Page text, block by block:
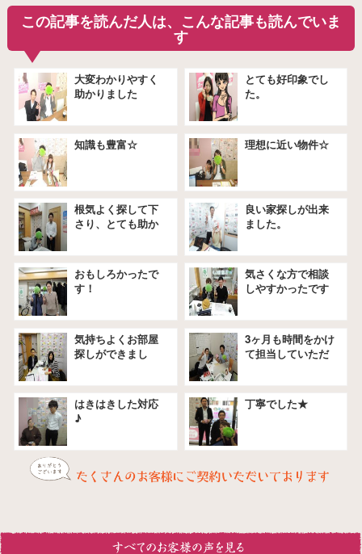
この記事を読んだ人は、こんな記事も読んでいま
す
大変わかりやすく
助かりました
とても好印象でし
た。
知識も豊富☆ 理想に近い物件☆
根気よく探して下
さり、とても助か
良い家探しが出来
ました。
おもしろかったで
す！
気さくな方で相談
しやすかったです
気持ちよくお部屋
探しができまし
3ヶ月も時間をかけ
て担当していただ
はきはきした対応
♪
丁寧でした★